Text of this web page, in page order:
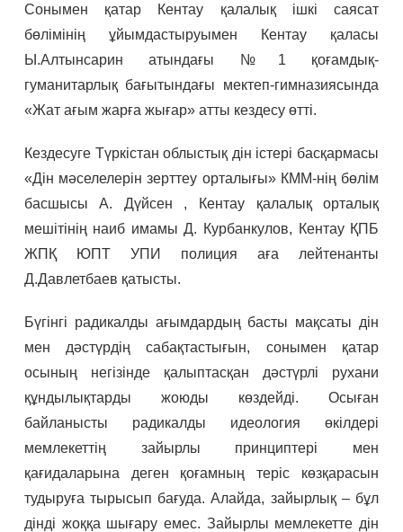
Сонымен қатар Кентау қалалық ішкі саясат
бөлімінің ұйымдастыруымен Кентау қаласы
Ы.Алтынсарин атындағы №1 қоғамдық-
гуманитарлық бағытындағы мектеп-гимназиясында
«Жат ағым жарға жығар» атты кездесу өтті.
Кездесуге Түркістан облыстық дін істері басқармасы
«Дін мәселелерін зерттеу орталығы» КММ-нің бөлім
басшысы А. Дүйсен , Кентау қалалық орталық
мешітінің наиб имамы Д. Курбанкулов, Кентау ҚПБ
ЖПҚ ЮПТ УПИ полиция аға лейтенанты
Д.Давлетбаев қатысты.
Бүгінгі радикалды ағымдардың басты мақсаты дін
мен дәстүрдің сабақтастығын, сонымен қатар
осының негізінде қалыптасқан дәстүрлі рухани
құндылықтарды жоюды көздейді. Осыған
байланысты радикалды идеология өкілдері
мемлекеттің зайырлы принциптері мен
қағидаларына деген қоғамның теріс көзқарасын
тудыруға тырысып бағуда. Алайда, зайырлық – бұл
дінді жоққа шығару емес. Зайырлы мемлекетте дін